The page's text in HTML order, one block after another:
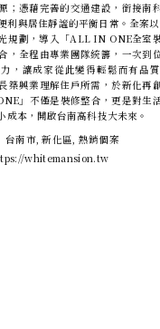
；憑藉完善的交通建設，銜接南
利與居住靜謐的平衡日常。全案以
規劃，導入「ALL IN ONE全室
，全程由專業團隊統籌，一次到
，讓成家從此變得輕鬆而有品
築興業理解住戶所需，於新化再
」不僅是裝修整合，更是對生
成本，開啟台南高科技大未來。
台南市, 新化區, 熱銷個案
whitemansion.tw